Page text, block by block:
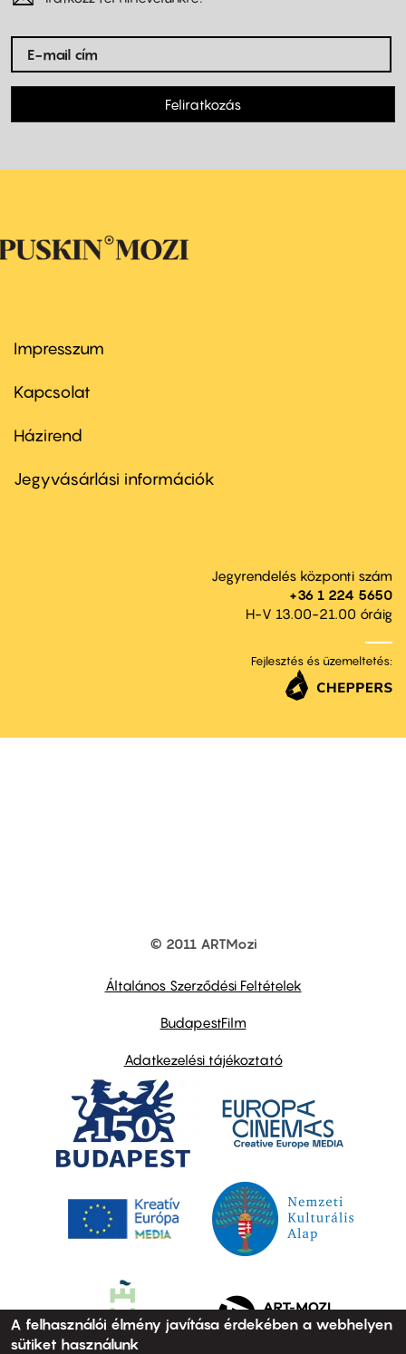
Feliratkozás
Footer
first
Impresszum
Kapcsolat
Footer
second
Házirend
Jegyvásárlási információk
Jegyrendelés központi szám
+36 1 224 5650
H-V 13.00-21.00 óráig
Fejlesztés és üzemeltetés:
© 2011 ARTMozi
Általános Szerződési Feltételek
BudapestFilm
Adatkezelési tájékoztató
A felhasználói élmény javítása érdekében a webhelyen
sütiket használunk